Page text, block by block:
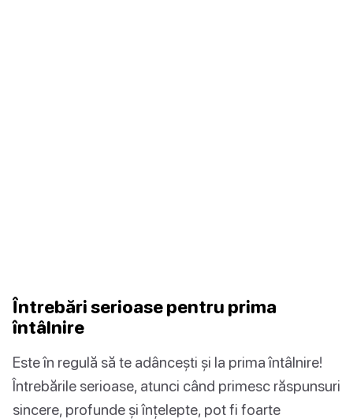
Întrebări serioase pentru prima
întâlnire
Este în regulă să te adâncești și la prima întâlnire!
Întrebările serioase, atunci când primesc răspunsuri
sincere, profunde și înțelepte, pot fi foarte